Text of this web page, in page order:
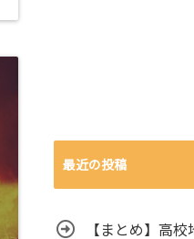
最近の投稿
【まとめ】高